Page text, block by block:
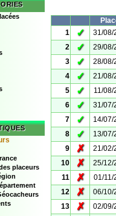
placeurs
1
✓ 31/08/
2
✓ 29/08/
3
✓ 28/08/
4
✓ 21/08/
5
✓ 11/08/
6
✓ 31/07/
7
✓ 14/07/
8
✓ 13/07/
9
✗ 21/02/
10
✗ 25/12/
11
✗ 01/11/
12
✗ 06/10/
13
✗ 02/09/